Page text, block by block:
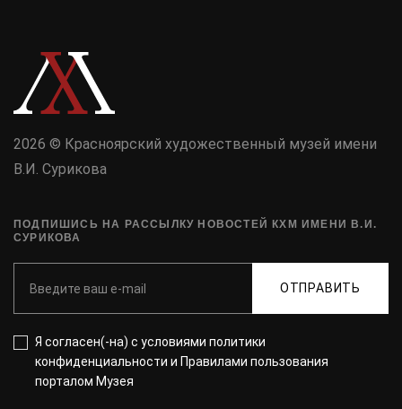
2026 © Красноярский художественный музей имени
В.И. Сурикова
ПОДПИШИСЬ НА РАССЫЛКУ НОВОСТЕЙ КХМ ИМЕНИ В.И.
СУРИКОВА
ОТПРАВИТЬ
Я согласен(-на) с условиями политики
конфиденциальности и Правилами пользования
порталом Музея